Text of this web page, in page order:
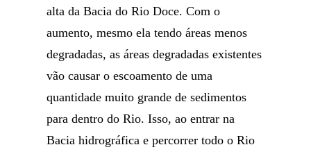
alta da Bacia do Rio Doce. Com o
aumento, mesmo ela tendo áreas menos
degradadas, as áreas degradadas existentes
vão causar o escoamento de uma
quantidade muito grande de sedimentos
para dentro do Rio. Isso, ao entrar na
Bacia hidrográfica e percorrer todo o Rio